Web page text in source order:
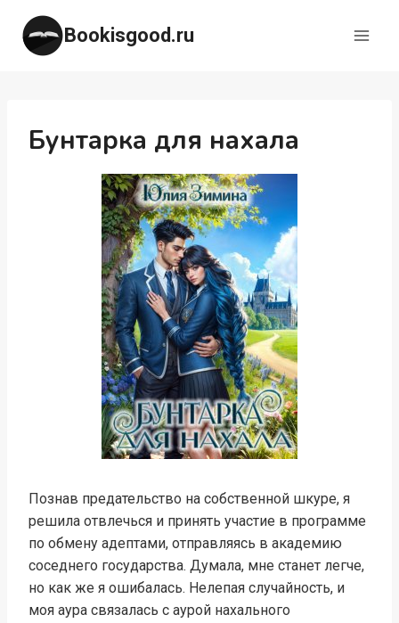
Перейти
содержимому
Bookisgood.ru
Бунтарка для нахала
Познав предательство на собственной шкуре, я
решила отвлечься и принять участие в программе
по обмену адептами, отправляясь в академию
соседнего государства. Думала, мне станет легче,
но как же я ошибалась. Нелепая случайность, и
моя аура связалась с аурой нахального